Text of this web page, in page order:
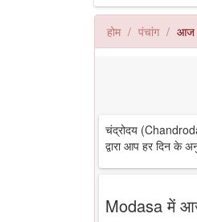
होम पंचांग आज
चंद्रोदय
द्वारा आप हर दिन के
Modasa में